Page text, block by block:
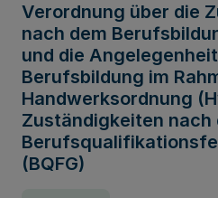
Verordnung über die
nach dem
und die
Berufsbildung im
Handwerksordnung
Zuständigkeiten nach
(BQFG)